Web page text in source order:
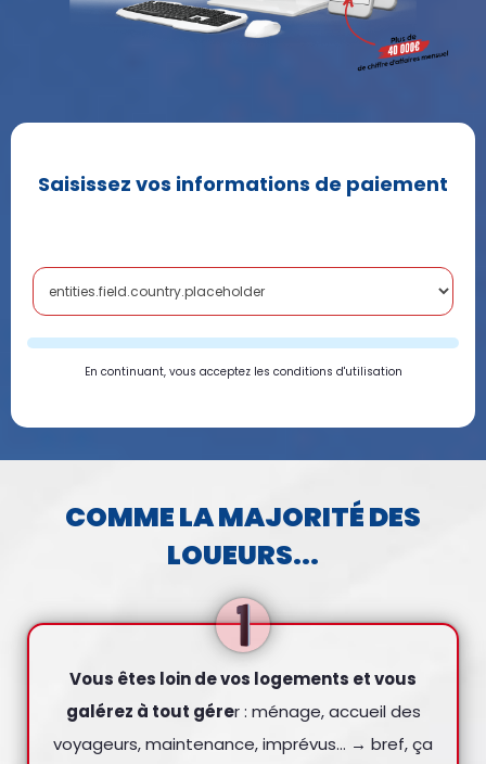
Saisissez vos informations de paiement
En continuant, vous acceptez les conditions d'utilisation
COMME LA MAJORITÉ DES
LOUEURS...
Vous êtes loin de vos logements et vous
galérez à tout gérer : ménage, accueil des
voyageurs, maintenance, imprévus… → bref, ça